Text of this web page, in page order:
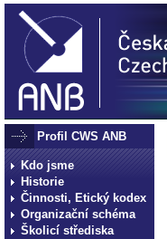
Profil CWS ANB
Kdo jsme
Historie
Činnosti, Etický kodex
Organizační schéma
Školicí střediska